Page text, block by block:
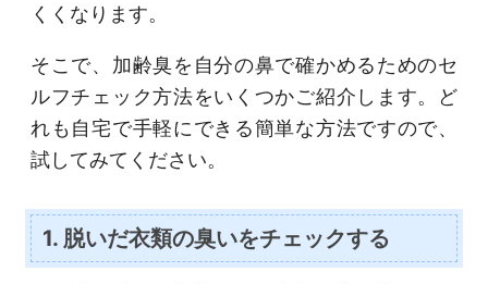
くくなります。
そこで、加齢臭を自分の鼻で確かめるためのセ
ルフチェック方法をいくつかご紹介します。ど
れも自宅で手軽にできる簡単な方法ですので、
試してみてください。
1. 脱いだ衣類の臭いをチェックする